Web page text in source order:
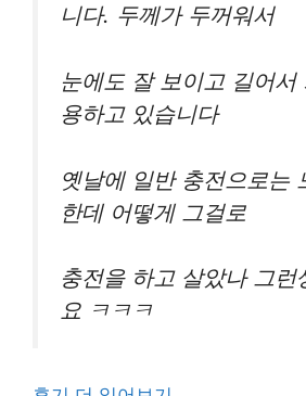
니다. 두께가 두꺼워서
눈에도 잘 보이고 길어서
용하고 있습니다
옛날에 일반 충전으로는
한데 어떻게 그걸로
충전을 하고 살았나 그런
요 ㅋㅋㅋ